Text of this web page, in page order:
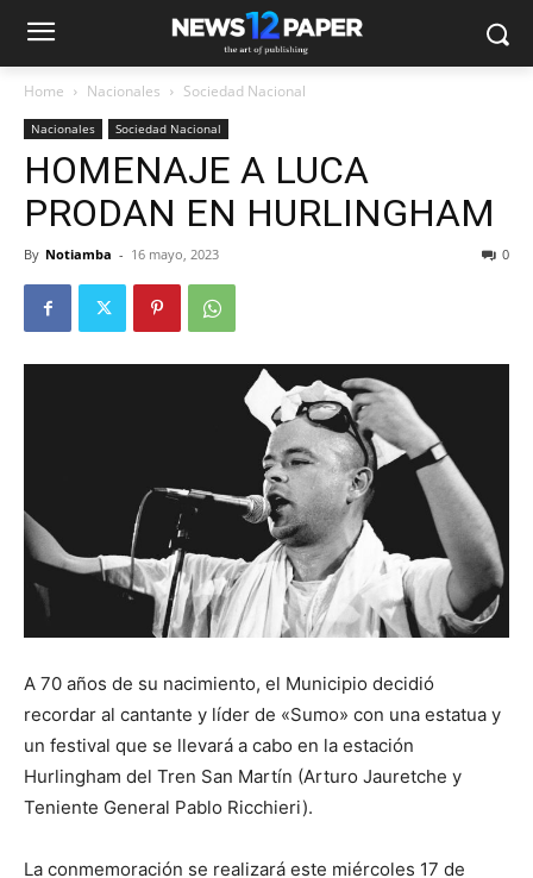
Home Nacionales Sociedad Nacional
Nacionales Sociedad Nacional
HOMENAJE A LUCA
PRODAN EN HURLINGHAM
By Notiamba - 16 mayo, 2023 0
A 70 años de su nacimiento, el Municipio decidió
recordar al cantante y líder de «Sumo» con una estatua y
un festival que se llevará a cabo en la estación
Hurlingham del Tren San Martín (Arturo Jauretche y
Teniente General Pablo Ricchieri).
La conmemoración se realizará este miércoles 17 de